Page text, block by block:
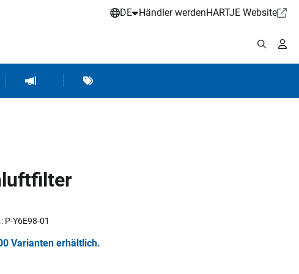
DE Händler werdenHARTJE Website
/ Werkstattausrüstung
Hartje MarketingMarken
P-Y6E98-01
Varianten erhältlich.